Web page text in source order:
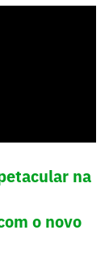
na
o novo